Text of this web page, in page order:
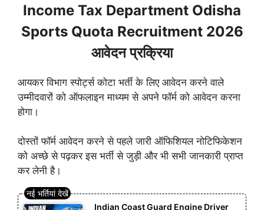
Income Tax Department Odisha
Sports Quota Recruitment 2026
आवेदन प्रक्रिया
आयकर विभाग स्पोर्ट्स कोटा भर्ती के लिए आवेदन करने वाले
उम्मीदवारों को ऑफलाइन माध्यम से अपने फॉर्म को आवेदन करना
होगा।
दोस्तों फॉर्म आवेदन करने से पहले जारी ऑफिशियल नोटिफिकेशन
को अच्छे से पढ़कर इस भर्ती से जुड़ी और भी सभी जानकारी प्राप्त
कर लेनी है।
Indian Coast Guard Engine Driver